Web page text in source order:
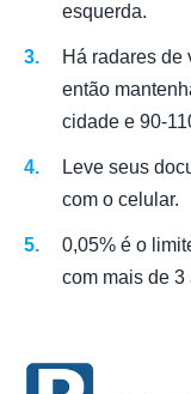
esquerda.
Há radares de
então
cidade e 90-
Leve seus
com o celular.
0,05% é o
com mais de